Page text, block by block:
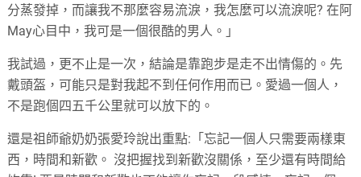
分蒸發掉，而讓我不那麼容易流淚，我怎麼可以流淚呢? 在阿
May心目中，我可是一個很酷的男人。」
我試過，更不止是一次，結論是靠跑步是走不出情傷的。先
戴頭盔，可能只是對我起不到任何作用而已。愛過一個人，
不是跑個四五千公里就可以放下的。
還是祖師爺奶奶張愛玲說出重點:「忘記一個人只需要兩樣東
西，時間和新歡。 沒把握找到新歡沒關係，至少還有時間給